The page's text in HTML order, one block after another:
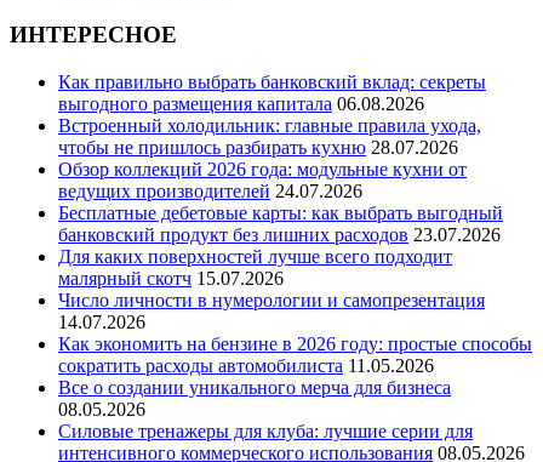
ИНТЕРЕСНОЕ
Как правильно выбрать банковский вклад: секреты
выгодного размещения капитала 06.08.2026
Встроенный холодильник: главные правила ухода,
чтобы не пришлось разбирать кухню 28.07.2026
Обзор коллекций 2026 года: модульные кухни от
ведущих производителей 24.07.2026
Бесплатные дебетовые карты: как выбрать выгодный
банковский продукт без лишних расходов 23.07.2026
Для каких поверхностей лучше всего подходит
малярный скотч 15.07.2026
Число личности в нумерологии и самопрезентация
14.07.2026
Как экономить на бензине в 2026 году: простые способы
сократить расходы автомобилиста 11.05.2026
Все о создании уникального мерча для бизнеса
08.05.2026
Силовые тренажеры для клуба: лучшие серии для
интенсивного коммерческого использования 08.05.2026